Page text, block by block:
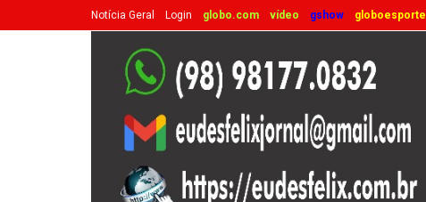
Notícia Geral Login globo.com vídeo gshow globoesporte